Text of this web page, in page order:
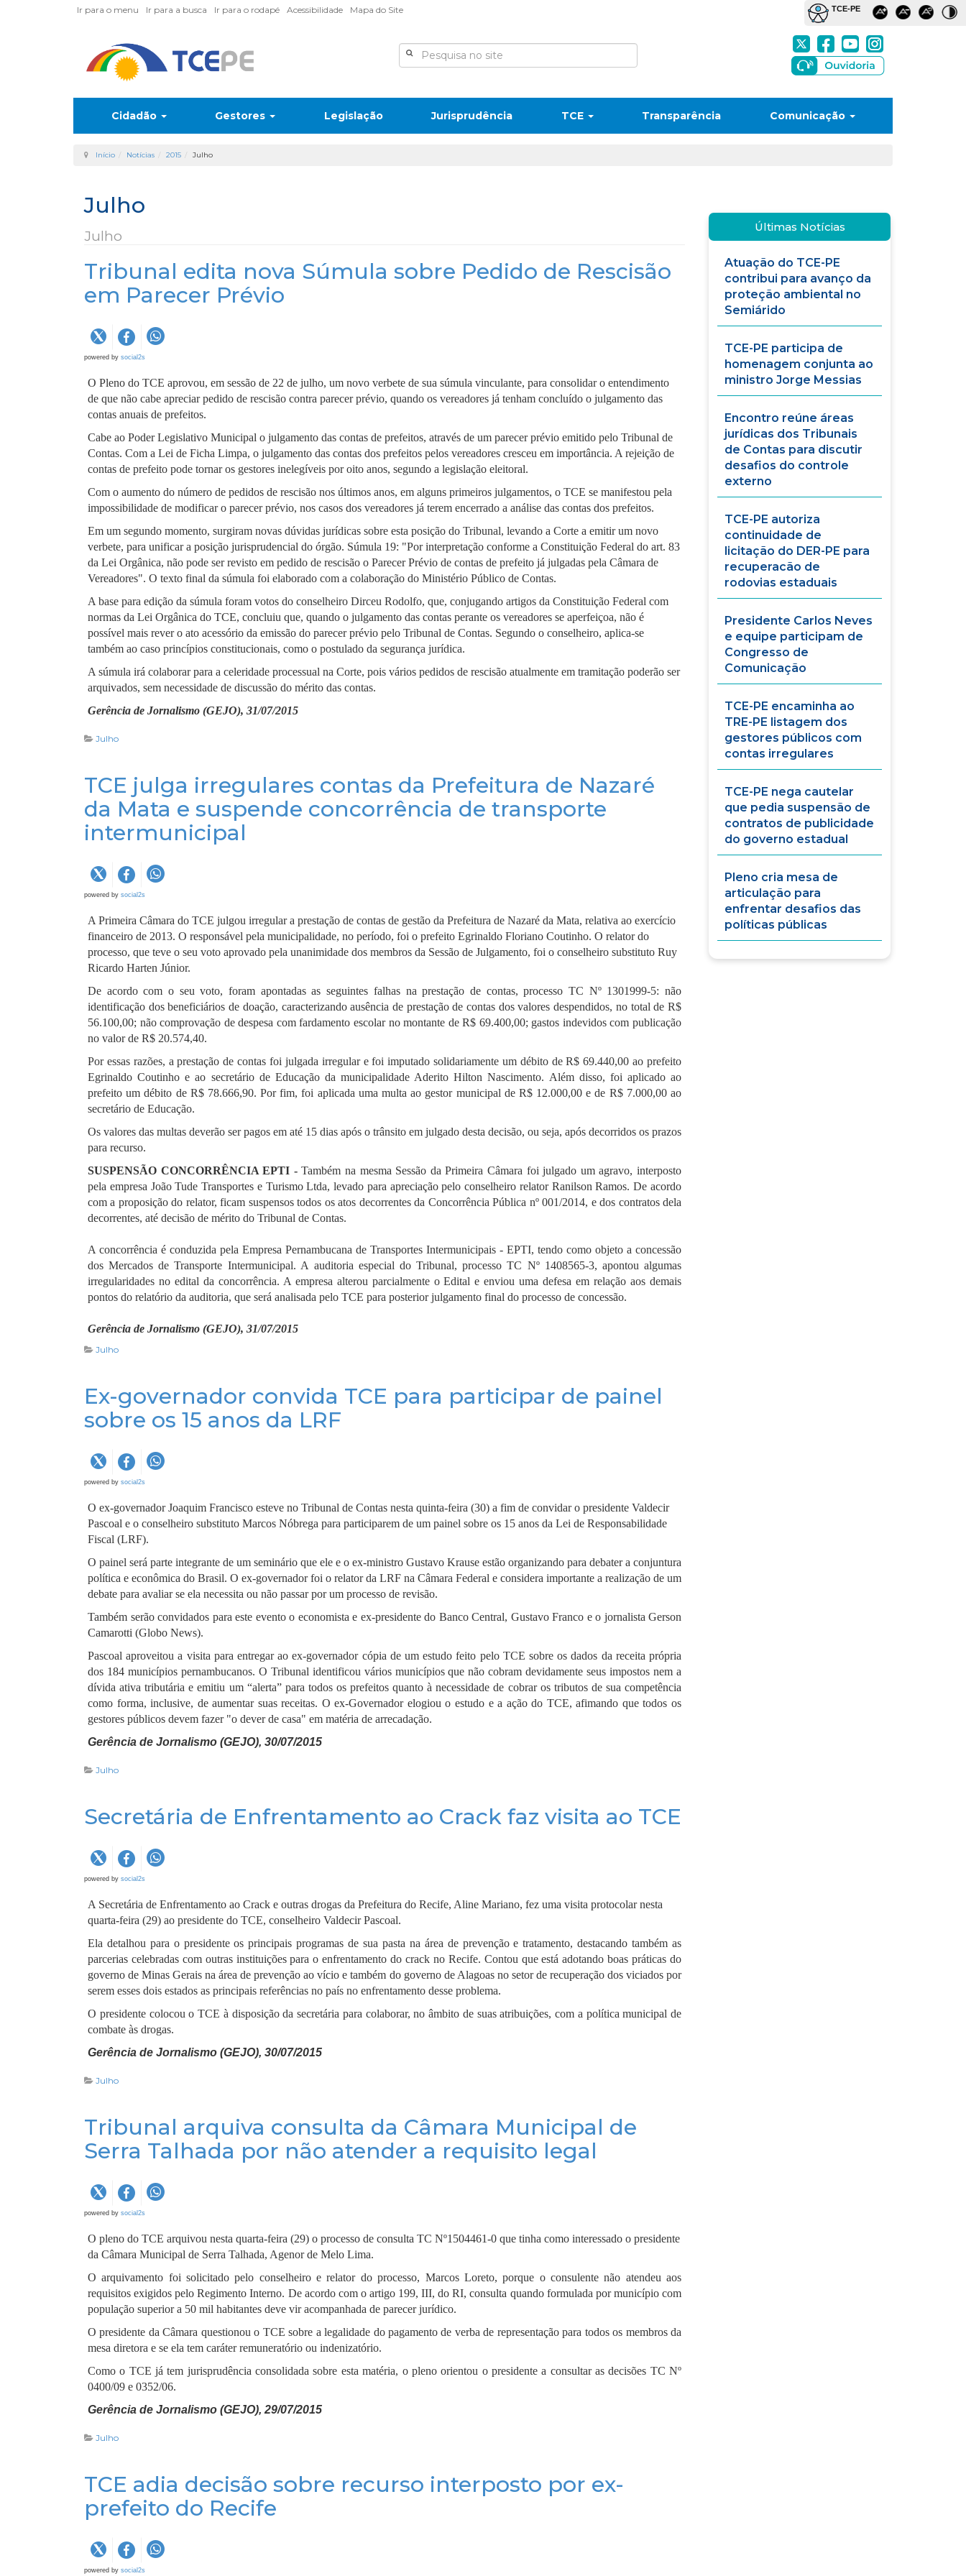
Ir para o menu Ir para a busca Ir para o rodapé Acessibilidade Mapa do Site
Cidadão Gestores Legislação Jurisprudência TCE Transparência Comunicação
Início Notícias 2015 Julho
Julho
Julho
Tribunal edita nova Súmula sobre Pedido de Rescisão
em Parecer Prévio
powered by social2s
O Pleno do TCE aprovou, em sessão de 22 de julho, um novo verbete de sua súmula vinculante, para consolidar o entendimento
de que não cabe apreciar pedido de rescisão contra parecer prévio, quando os vereadores já tenham concluído o julgamento das
contas anuais de prefeitos.
Cabe ao Poder Legislativo Municipal o julgamento das contas de prefeitos, através de um parecer prévio emitido pelo Tribunal de
Contas. Com a Lei de Ficha Limpa, o julgamento das contas dos prefeitos pelos vereadores cresceu em importância. A rejeição de
contas de prefeito pode tornar os gestores inelegíveis por oito anos, segundo a legislação eleitoral.
Com o aumento do número de pedidos de rescisão nos últimos anos, em alguns primeiros julgamentos, o TCE se manifestou pela
impossibilidade de modificar o parecer prévio, nos casos dos vereadores já terem encerrado a análise das contas dos prefeitos.
Em um segundo momento, surgiram novas dúvidas jurídicas sobre esta posição do Tribunal, levando a Corte a emitir um novo
verbete, para unificar a posição jurisprudencial do órgão. Súmula 19: "Por interpretação conforme a Constituição Federal do art. 83
da Lei Orgânica, não pode ser revisto em pedido de rescisão o Parecer Prévio de contas de prefeito já julgadas pela Câmara de
Vereadores". O texto final da súmula foi elaborado com a colaboração do Ministério Público de Contas.
A base para edição da súmula foram votos do conselheiro Dirceu Rodolfo, que, conjugando artigos da Constituição Federal com
normas da Lei Orgânica do TCE, concluiu que, quando o julgamento das contas perante os vereadores se aperfeiçoa, não é
possível mais rever o ato acessório da emissão do parecer prévio pelo Tribunal de Contas. Segundo o conselheiro, aplica-se
também ao caso princípios constitucionais, como o postulado da segurança jurídica.
A súmula irá colaborar para a celeridade processual na Corte, pois vários pedidos de rescisão atualmente em tramitação poderão ser
arquivados, sem necessidade de discussão do mérito das contas.
Gerência de Jornalismo (GEJO), 31/07/2015
Julho
TCE julga irregulares contas da Prefeitura de Nazaré
da Mata e suspende concorrência de transporte
intermunicipal
powered by social2s
A Primeira Câmara do TCE julgou irregular a prestação de contas de gestão da Prefeitura de Nazaré da Mata, relativa ao exercício
financeiro de 2013. O responsável pela municipalidade, no período, foi o prefeito Egrinaldo Floriano Coutinho. O relator do
processo, que teve o seu voto aprovado pela unanimidade dos membros da Sessão de Julgamento, foi o conselheiro substituto Ruy
Ricardo Harten Júnior.
De acordo com o seu voto, foram apontadas as seguintes falhas na prestação de contas, processo TC Nº 1301999-5: não
identificação dos beneficiários de doação, caracterizando ausência de prestação de contas dos valores despendidos, no total de R$
56.100,00; não comprovação de despesa com fardamento escolar no montante de R$ 69.400,00; gastos indevidos com publicação
no valor de R$ 20.574,40.
Por essas razões, a prestação de contas foi julgada irregular e foi imputado solidariamente um débito de R$ 69.440,00 ao prefeito
Egrinaldo Coutinho e ao secretário de Educação da municipalidade Aderito Hilton Nascimento. Além disso, foi aplicado ao
prefeito um débito de R$ 78.666,90. Por fim, foi aplicada uma multa ao gestor municipal de R$ 12.000,00 e de R$ 7.000,00 ao
secretário de Educação.
Os valores das multas deverão ser pagos em até 15 dias após o trânsito em julgado desta decisão, ou seja, após decorridos os prazos
para recurso.
SUSPENSÃO CONCORRÊNCIA EPTI -Também na mesma Sessão da Primeira Câmara foi julgado um agravo, interposto
pela empresa João Tude Transportes e Turismo Ltda, levado para apreciação pelo conselheiro relator Ranilson Ramos. De acordo
com a proposição do relator, ficam suspensos todos os atos decorrentes da Concorrência Pública nº 001/2014, e dos contratos dela
decorrentes, até decisão de mérito do Tribunal de Contas.
A concorrência é conduzida pela Empresa Pernambucana de Transportes Intermunicipais - EPTI, tendo como objeto a concessão
dos Mercados de Transporte Intermunicipal. A auditoria especial do Tribunal, processo TC Nº 1408565-3, apontou algumas
irregularidades no edital da concorrência. A empresa alterou parcialmente o Edital e enviou uma defesa em relação aos demais
pontos do relatório da auditoria, que será analisada pelo TCE para posterior julgamento final do processo de concessão.
Gerência de Jornalismo (GEJO), 31/07/2015
Julho
Ex-governador convida TCE para participar de painel
sobre os 15 anos da LRF
powered by social2s
O ex-governador Joaquim Francisco esteve no Tribunal de Contas nesta quinta-feira (30) a fim de convidar o presidente Valdecir
Pascoal e o conselheiro substituto Marcos Nóbrega para participarem de um painel sobre os 15 anos da Lei de Responsabilidade
Fiscal (LRF).
O painel será parte integrante de um seminário que ele e o ex-ministro Gustavo Krause estão organizando para debater a conjuntura
política e econômica do Brasil. O ex-governador foi o relator da LRF na Câmara Federal e considera importante a realização de um
debate para avaliar se ela necessita ou não passar por um processo de revisão.
Também serão convidados para este evento o economista e ex-presidente do Banco Central, Gustavo Franco e o jornalista Gerson
Camarotti (Globo News).
Pascoal aproveitou a visita para entregar ao ex-governador cópia de um estudo feito pelo TCE sobre os dados da receita própria
dos 184 municípios pernambucanos. O Tribunal identificou vários municípios que não cobram devidamente seus impostos nem a
dívida ativa tributária e emitiu um “alerta” para todos os prefeitos quanto à necessidade de cobrar os tributos de sua competência
como forma, inclusive, de aumentar suas receitas. O ex-Governador elogiou o estudo e a ação do TCE, afimando que todos os
gestores públicos devem fazer "o dever de casa" em matéria de arrecadação.
Gerência de Jornalismo (GEJO), 30/07/2015
Julho
Secretária de Enfrentamento ao Crack faz visita ao TCE
powered by social2s
A Secretária de Enfrentamento ao Crack e outras drogas da Prefeitura do Recife, Aline Mariano, fez uma visita protocolar nesta
quarta-feira (29) ao presidente do TCE, conselheiro Valdecir Pascoal.
Ela detalhou para o presidente os principais programas de sua pasta na área de prevenção e tratamento, destacando também as
parcerias celebradas com outras instituições para o enfrentamento do crack no Recife. Contou que está adotando boas práticas do
governo de Minas Gerais na área de prevenção ao vício e também do governo de Alagoas no setor de recuperação dos viciados por
serem esses dois estados as principais referências no país no enfrentamento desse problema.
O presidente colocou o TCE à disposição da secretária para colaborar, no âmbito de suas atribuições, com a política municipal de
combate às drogas.
Gerência de Jornalismo (GEJO), 30/07/2015
Julho
Tribunal arquiva consulta da Câmara Municipal de
Serra Talhada por não atender a requisito legal
powered by social2s
O pleno do TCE arquivou nesta quarta-feira (29) o processo de consulta TC Nº1504461-0 que tinha como interessado o presidente
da Câmara Municipal de Serra Talhada, Agenor de Melo Lima.
O arquivamento foi solicitado pelo conselheiro e relator do processo, Marcos Loreto, porque o consulente não atendeu aos
requisitos exigidos pelo Regimento Interno. De acordo com o artigo 199, III, do RI, consulta quando formulada por município com
população superior a 50 mil habitantes deve vir acompanhada de parecer jurídico.
O presidente da Câmara questionou o TCE sobre a legalidade do pagamento de verba de representação para todos os membros da
mesa diretora e se ela tem caráter remuneratório ou indenizatório.
Como o TCE já tem jurisprudência consolidada sobre esta matéria, o pleno orientou o presidente a consultar as decisões TC Nº
0400/09 e 0352/06.
Gerência de Jornalismo (GEJO), 29/07/2015
Julho
TCE adia decisão sobre recurso interposto por ex-
prefeito do Recife
powered by social2s
Últimas Notícias
Atuação do TCE-PE
contribui para avanço da
proteção ambiental no
Semiárido
TCE-PE participa de
homenagem conjunta ao
ministro Jorge Messias
Encontro reúne áreas
jurídicas dos Tribunais
de Contas para discutir
desafios do controle
externo
TCE-PE autoriza
continuidade de
licitação do DER-PE para
recuperacão de
rodovias estaduais
Presidente Carlos Neves
e equipe participam de
Congresso de
Comunicação
TCE-PE encaminha ao
TRE-PE listagem dos
gestores públicos com
contas irregulares
TCE-PE nega cautelar
que pedia suspensão de
contratos de publicidade
do governo estadual
Pleno cria mesa de
articulação para
enfrentar desafios das
políticas públicas